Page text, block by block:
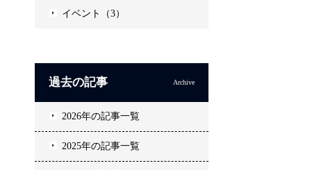
イベント（3）
過去の記事 Archive
2026年の記事一覧
2025年の記事一覧